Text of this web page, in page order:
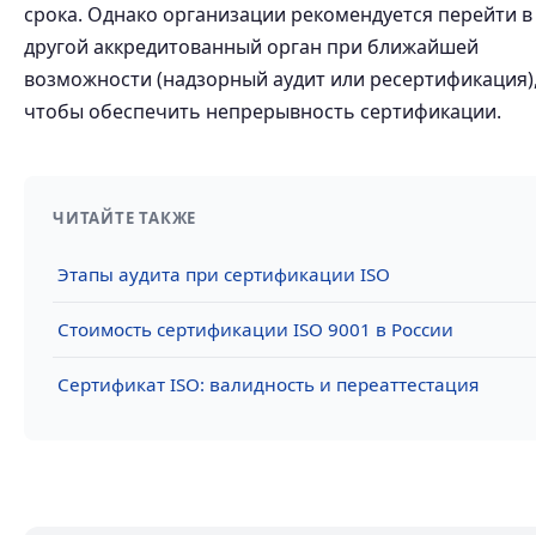
срока. Однако организации рекомендуется перейти в
другой аккредитованный орган при ближайшей
возможности (надзорный аудит или
чтобы обеспечить непрерывность сертификации.
ЧИТАЙТЕ ТАКЖЕ
Этапы аудита при сертификации ISO
Стоимость сертификации ISO 9001 в России
Сертификат ISO: валидность и переаттестация